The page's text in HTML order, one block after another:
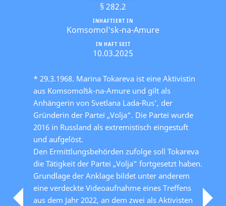
IN HAFT SEIT
10.03.2025
INHAFTIERT IN
Komsomol'sk-na-Amure
§ 282.2
* 29.3.1968. Marina Tokareva ist eine Aktivistin
aus Komsomolʹsk-na-Amure und gilt als
Anhängerin von Svetlana Lada-Rus’, der
Gründerin der Partei „Volja“. Die Partei wurde
2016 in Russland als extremistisch eingestuft
und aufgelöst.
Den Ermittlungsbehörden zufolge soll Tokareva
die Tätigkeit der Partei „Volja“ fortgesetzt haben.
Grundlage der Anklage bildet unter anderem
eine verdeckte Videoaufnahme eines Treffens
aus dem Jahr 2022, an dem zwei als Aktivisten